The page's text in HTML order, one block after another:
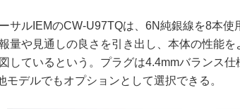
サルIEMのCW-U97TQは、6N純銀線を8本使
量や見通しの良さを引き出し、本体の性能を
しているという。プラグは4.4mmバランス
モデルでもオプションとして選択できる。